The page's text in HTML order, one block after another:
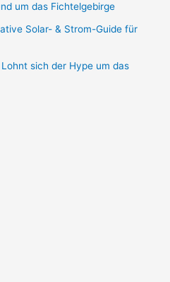
um das Fichtelgebirge
Solar- & Strom-Guide für
sich der Hype um das